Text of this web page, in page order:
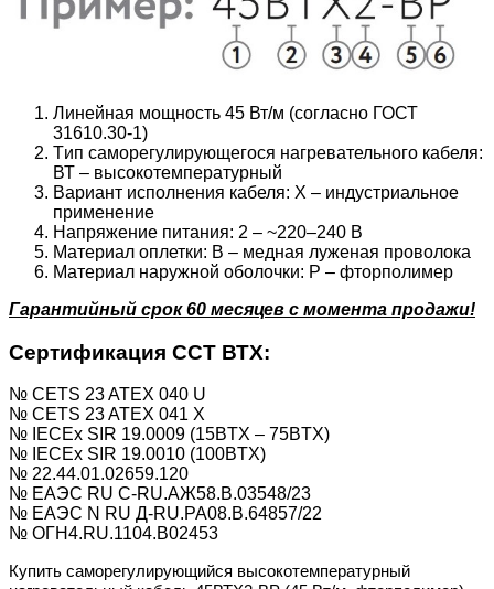
Линейная мощность 45 Вт/м (согласно ГОСТ
31610.30-1)
Tип саморегулирующегося нагревательного кабеля:
ВТ – высокотемпературный
Вариант исполнения кабеля: Х – индустриальное
применение
Напряжение питания: 2 – ~220–240 В
Материал оплетки: В – медная луженая проволока
Материал наружной оболочки: P – фторполимер
Гарантийный срок 60 месяцев с момента продажи!
Сертификация ССТ ВТХ:
№ CETS 23 ATEX 040 U
№ CETS 23 ATEX 041 X
№ IECEx SIR 19.0009 (15BTX – 75BTX)
№ IECEx SIR 19.0010 (100BTX)
№ 22.44.01.02659.120
№ ЕАЭС RU C-RU.АЖ58.В.03548/23
№ ЕАЭС N RU Д-RU.РА08.В.64857/22
№ ОГН4.RU.1104.B02453
Купить саморегулирующийся высокотемпературный